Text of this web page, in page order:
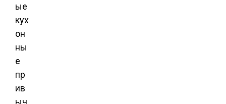
ые
кух
он
ны
е
пр
ив
ыч